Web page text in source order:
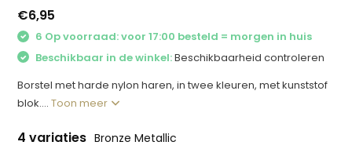
€6,95
6 Op voorraad: voor 17:00 besteld = morgen in huis
Beschikbaar in de winkel:Beschikbaarheid controleren
Borstel met harde nylon haren, in twee kleuren, met kunststof
blok....Toon meer
4 variaties Bronze Metallic